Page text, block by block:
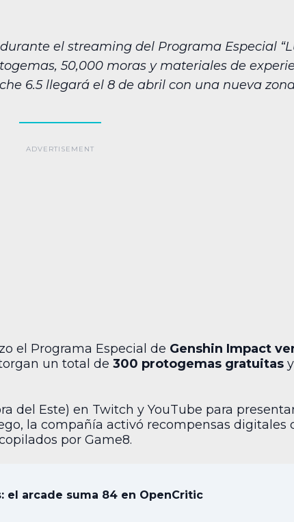
el streaming del Programa Especial
50,000 moras y materiales de
6.5 llegará el 8 de abril con una nueva
el Programa Especial de Genshin Impact
un total de 300 protogemas gratuitas
del Este) en Twitch y YouTube para
la compañía activó recompensas digitales
por Game8.
el arcade suma 84 en OpenCritic